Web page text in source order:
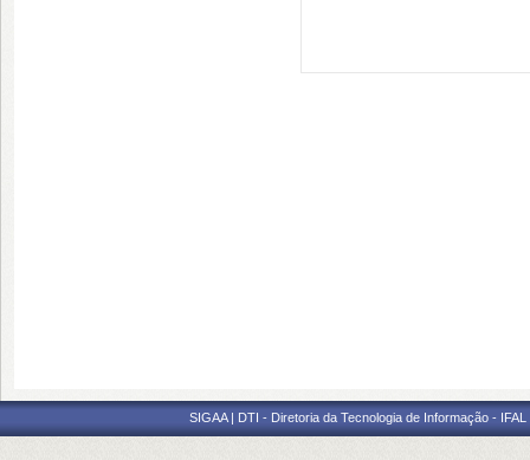
SIGAA | DTI - Diretoria da Tecnologia de Informação -